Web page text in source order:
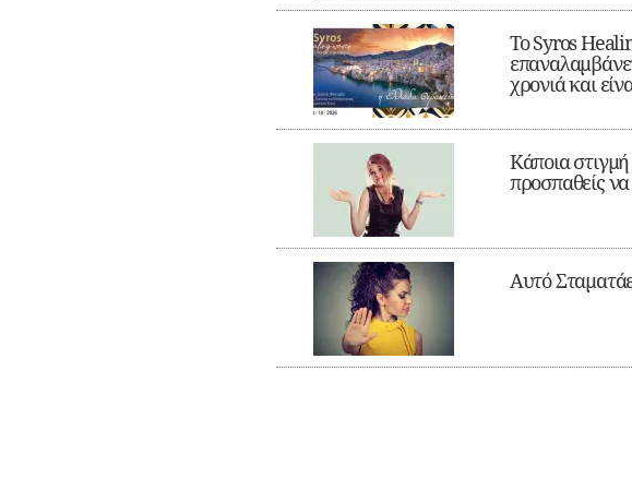
Το Syros
χρονιά και
Κάποια
προσπαθείς
Αυτό